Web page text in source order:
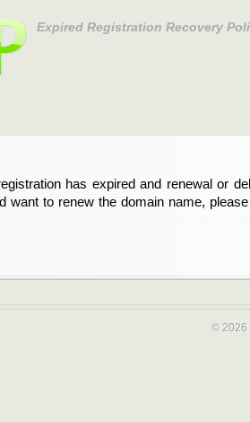
Expired Registration Recovery
has expired and renewal or
want to renew the domain name,
ist abgelaufen und die
Wenn Sie der Registrant sind und
Sie bitte Ihren Service-
© 2026